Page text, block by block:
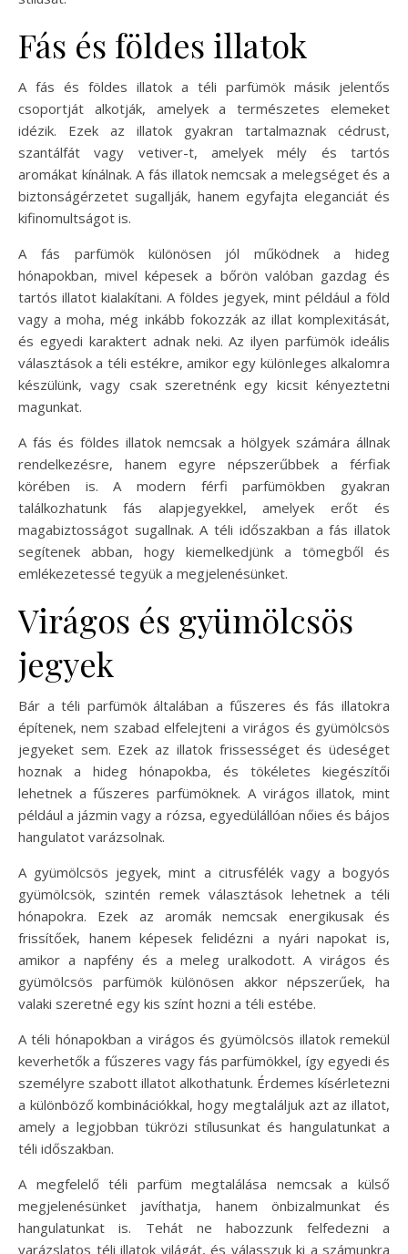
Fás és földes illatok
A fás és földes illatok a téli parfümök másik jelentős
csoportját alkotják, amelyek a természetes elemeket
idézik. Ezek az illatok gyakran tartalmaznak cédrust,
szantálfát vagy vetiver-t, amelyek mély és tartós
aromákat kínálnak. A fás illatok nemcsak a melegséget és a
biztonságérzetet sugallják, hanem egyfajta eleganciát és
kifinomultságot is.
A fás parfümök különösen jól működnek a hideg
hónapokban, mivel képesek a bőrön valóban gazdag és
tartós illatot kialakítani. A földes jegyek, mint például a föld
vagy a moha, még inkább fokozzák az illat komplexitását,
és egyedi karaktert adnak neki. Az ilyen parfümök ideális
választások a téli estékre, amikor egy különleges alkalomra
készülünk, vagy csak szeretnénk egy kicsit kényeztetni
magunkat.
A fás és földes illatok nemcsak a hölgyek számára állnak
rendelkezésre, hanem egyre népszerűbbek a férfiak
körében is. A modern férfi parfümökben gyakran
találkozhatunk fás alapjegyekkel, amelyek erőt és
magabiztosságot sugallnak. A téli időszakban a fás illatok
segítenek abban, hogy kiemelkedjünk a tömegből és
emlékezetessé tegyük a megjelenésünket.
Virágos és gyümölcsös
jegyek
Bár a téli parfümök általában a fűszeres és fás illatokra
építenek, nem szabad elfelejteni a virágos és gyümölcsös
jegyeket sem. Ezek az illatok frissességet és üdeséget
hoznak a hideg hónapokba, és tökéletes kiegészítői
lehetnek a fűszeres parfümöknek. A virágos illatok, mint
például a jázmin vagy a rózsa, egyedülállóan nőies és bájos
hangulatot varázsolnak.
A gyümölcsös jegyek, mint a citrusfélék vagy a bogyós
gyümölcsök, szintén remek választások lehetnek a téli
hónapokra. Ezek az aromák nemcsak energikusak és
frissítőek, hanem képesek felidézni a nyári napokat is,
amikor a napfény és a meleg uralkodott. A virágos és
gyümölcsös parfümök különösen akkor népszerűek, ha
valaki szeretné egy kis színt hozni a téli estébe.
A téli hónapokban a virágos és gyümölcsös illatok remekül
keverhetők a fűszeres vagy fás parfümökkel, így egyedi és
személyre szabott illatot alkothatunk. Érdemes kísérletezni
a különböző kombinációkkal, hogy megtaláljuk azt az illatot,
amely a legjobban tükrözi stílusunkat és hangulatunkat a
téli időszakban.
A megfelelő téli parfüm megtalálása nemcsak a külső
megjelenésünket javíthatja, hanem önbizalmunkat és
hangulatunkat is. Tehát ne habozzunk felfedezni a
varázslatos téli illatok világát, és válasszuk ki a számunkra